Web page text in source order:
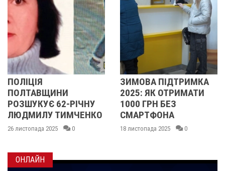
62-РІЧНУ
ТИМЧЕНКО
2025 0
ЗИМОВА ПІДТРИМКА
2025: ЯК ОТРИМАТИ
1000 ГРН БЕЗ
СМАРТФОНА
18 листопада 2025 0
ОНЛАЙН